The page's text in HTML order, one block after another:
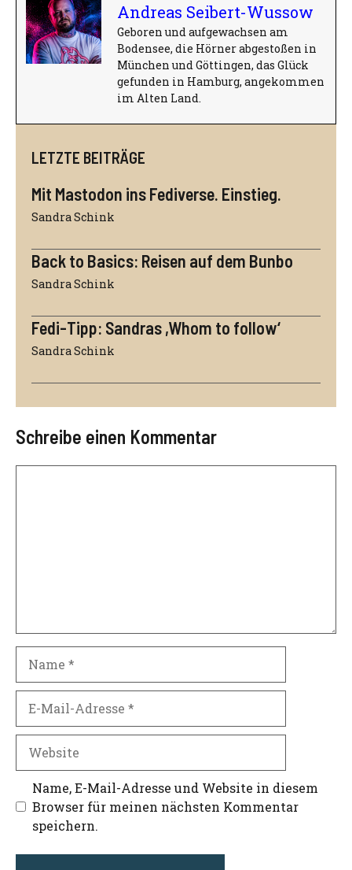
Andreas Seibert-Wussow
Geboren und aufgewachsen am
Bodensee, die Hörner abgestoßen in
München und Göttingen, das Glück
gefunden in Hamburg, angekommen
im Alten Land.
LETZTE BEITRÄGE
Mit Mastodon ins Fediverse. Einstieg.
Sandra Schink
Back to Basics: Reisen auf dem Bunbo
Sandra Schink
Fedi-Tipp: Sandras ,Whom to follow‘
Sandra Schink
Schreibe einen Kommentar
Mail-
Adresse
Name, E-Mail-Adresse und Website in diesem
Browser für meinen nächsten Kommentar
speichern.